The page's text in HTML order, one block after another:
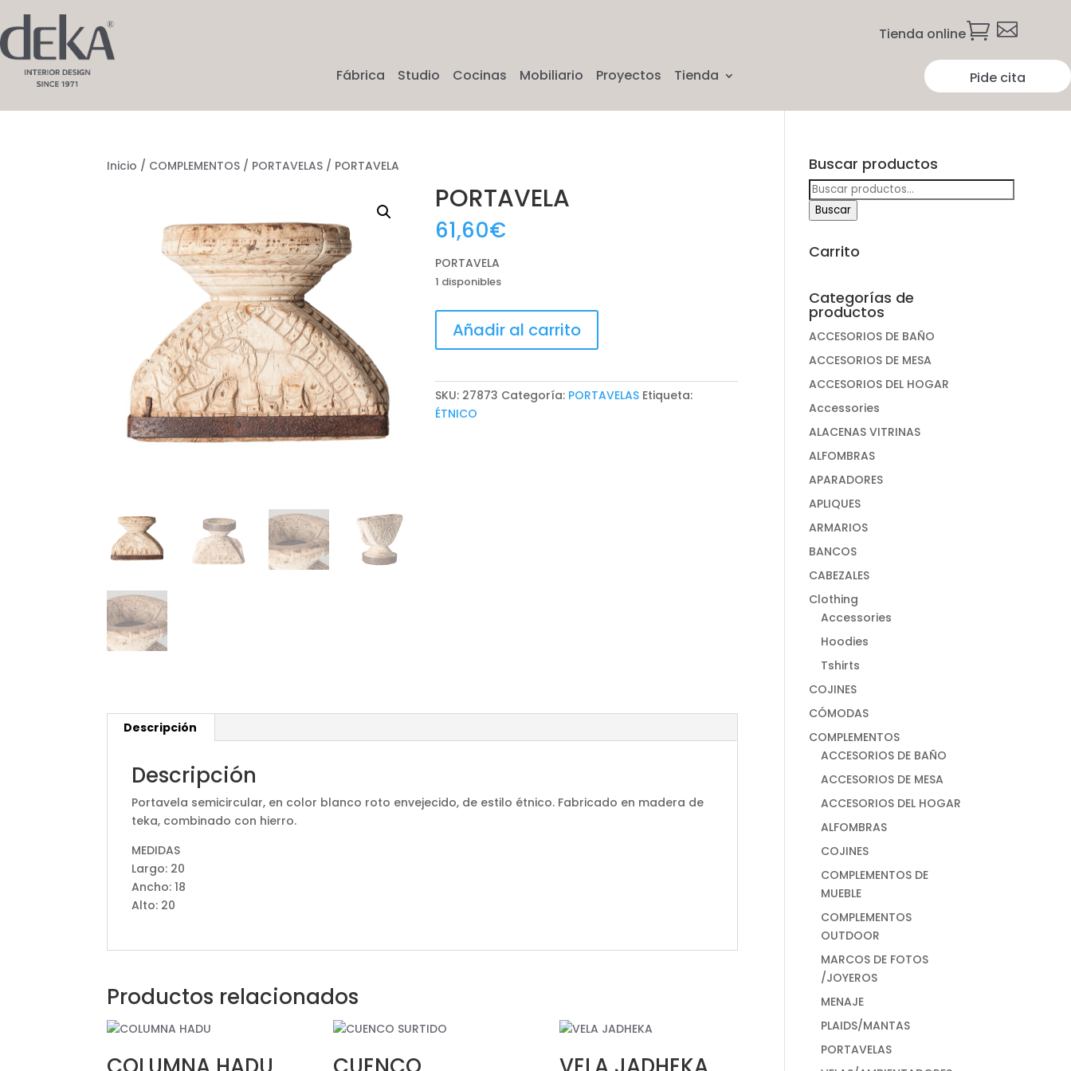
Tienda online 
Fábrica Studio Cocinas Mobiliario Proyectos Tienda Pide cita
Inicio / COMPLEMENTOS / PORTAVELAS / PORTAVELA
PORTAVELA
61,60€
PORTAVELA
1 disponibles
cantidad
Añadir al carrito
SKU: 27873 Categoría: PORTAVELAS Etiqueta:
ÉTNICO
Descripción
Descripción
Portavela semicircular, en color blanco roto envejecido, de estilo étnico. Fabricado en madera de
teka, combinado con hierro.
MEDIDAS
Largo: 20
Ancho: 18
Alto: 20
Productos relacionados
Buscar productos
Buscar
por:
Buscar
Carrito
Categorías de
productos
ACCESORIOS DE BAÑO
ACCESORIOS DE MESA
ACCESORIOS DEL HOGAR
Accessories
ALACENAS VITRINAS
ALFOMBRAS
APARADORES
APLIQUES
ARMARIOS
BANCOS
CABEZALES
Clothing
Accessories
Hoodies
Tshirts
COJINES
CÓMODAS
COMPLEMENTOS
ACCESORIOS DE BAÑO
ACCESORIOS DE MESA
ACCESORIOS DEL HOGAR
ALFOMBRAS
COJINES
COMPLEMENTOS DE
MUEBLE
COMPLEMENTOS
OUTDOOR
MARCOS DE FOTOS
/JOYEROS
MENAJE
PLAIDS/MANTAS
PORTAVELAS